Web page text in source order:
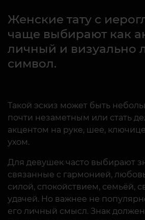
Женские тату с
чаще выбирают как
личный и визуально
символ.
Такой эскиз может быть
почти незаметным или стать
акцентом на руке, шее,
ухом.
Для девушек часто выбирают
связанные с гармонией,
силой, спокойствием, семьёй,
удачей. Но важнее не
его личный смысл. Знак